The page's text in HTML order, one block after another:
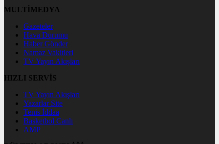
MULTİMEDYA
Gazeteler
Hava Durumu
Haber Gönder
Namaz Vakitleri
TV Yayın Akışları
HIZLI SERVİS
TV Yayın Akışları
Yazarlar Site
Tenis İddaa
Basketbol Canlı
AMP